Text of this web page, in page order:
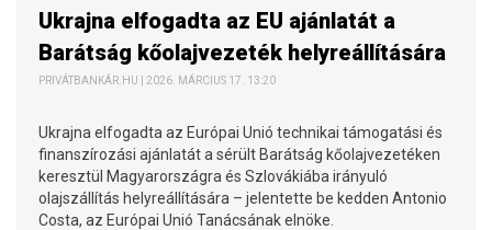
Ukrajna elfogadta az EU ajánlatát a
Barátság kőolajvezeték helyreállítására
PRIVÁTBANKÁR.HU | 2026. MÁRCIUS 17. 13:20
Ukrajna elfogadta az Európai Unió technikai támogatási és
finanszírozási ajánlatát a sérült Barátság kőolajvezetéken
keresztül Magyarországra és Szlovákiába irányuló
olajszállítás helyreállítására – jelentette be kedden Antonio
Costa, az Európai Unió Tanácsának elnöke.